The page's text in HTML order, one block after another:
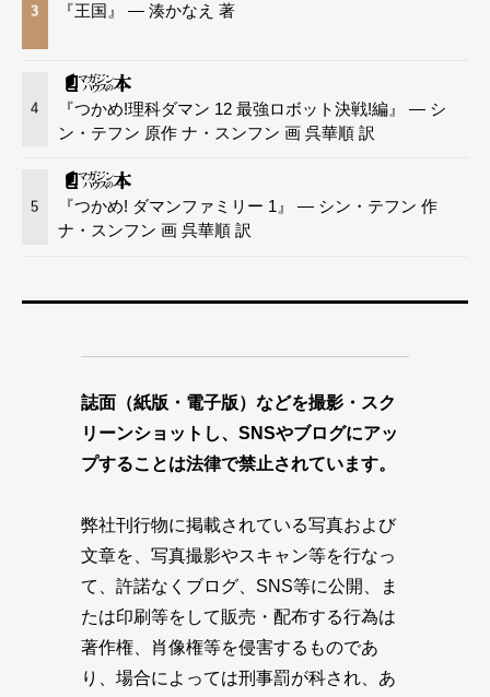
3 『王国』 — 湊かなえ 著
4
『つかめ!理科ダマン 12 最強ロボット決戦!編』 — シ
ン・テフン 原作 ナ・スンフン 画 呉華順 訳
5
『つかめ! ダマンファミリー 1』 — シン・テフン 作
ナ・スンフン 画 呉華順 訳
誌面（紙版・電子版）などを撮影・スク
リーンショットし、SNSやブログにアッ
プすることは法律で禁止されています。
弊社刊行物に掲載されている写真および
文章を、写真撮影やスキャン等を行なっ
て、許諾なくブログ、SNS等に公開、ま
たは印刷等をして販売・配布する行為は
著作権、肖像権等を侵害するものであ
り、場合によっては刑事罰が科され、あ